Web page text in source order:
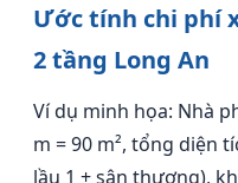
Ước tính chi phí
2 tầng Long An
Ví dụ minh họa: Nhà
m = 90 m², tổng diện
lầu 1 + sân thượng),